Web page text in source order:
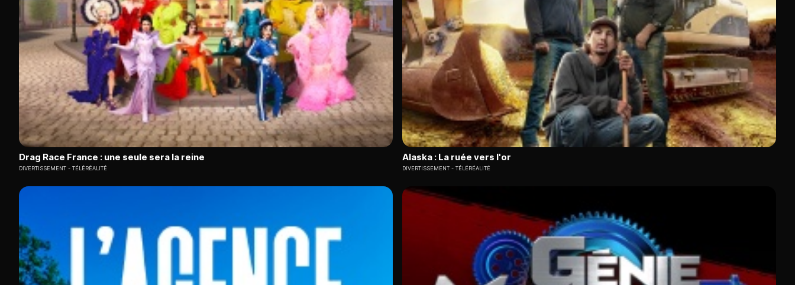
Drag Race France : une seule sera la reine
DIVERTISSEMENT TÉLÉRÉALITÉ
Alaska : La ruée vers l'or
DIVERTISSEMENT TÉLÉRÉALITÉ